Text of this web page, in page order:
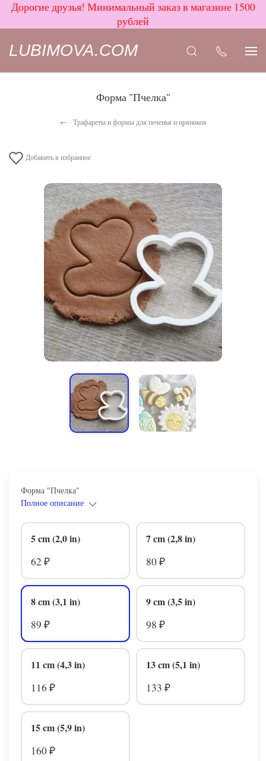
Дорогие друзья! Минимальный заказ в магазине 1500
рублей
LUBIMOVA.COM
Форма "Пчелка"
Трафареты и формы для печенья и пряников
Добавить в избранное
Форма "Пчелка"
Полное описание
5 cm (2,0 in)
62 ₽
7 cm (2,8 in)
80 ₽
8 cm (3,1 in)
89 ₽
9 cm (3,5 in)
98 ₽
11 cm (4,3 in)
116 ₽
13 cm (5,1 in)
133 ₽
15 cm (5,9 in)
160 ₽